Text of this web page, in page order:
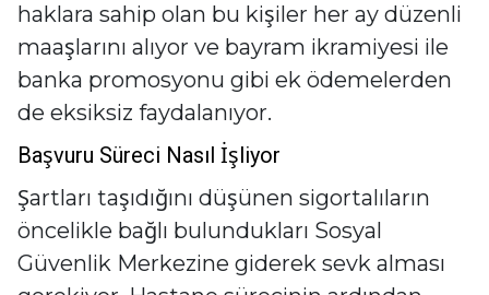
haklara sahip olan bu kişiler her ay düzenli
maaşlarını alıyor ve bayram ikramiyesi ile
banka promosyonu gibi ek ödemelerden
de eksiksiz faydalanıyor.
Başvuru Süreci Nasıl İşliyor
Şartları taşıdığını düşünen sigortalıların
öncelikle bağlı bulundukları Sosyal
Güvenlik Merkezine giderek sevk alması